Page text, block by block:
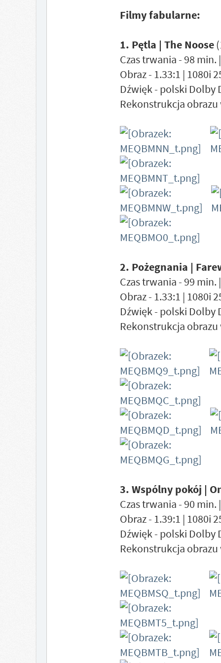
Filmy fabularne:
1. Pętla | The Noose
Czas trwania - 98 min.
Obraz - 1.33:1 | 1080i
Dźwięk - polski Dolby
Rekonstrukcja
2. Pożegnania |
Czas trwania - 99 min.
Obraz - 1.33:1 | 1080i
Dźwięk - polski Dolby
Rekonstrukcja
3. Wspólny pokój |
Czas trwania - 90 min.
Obraz - 1.39:1 | 1080i
Dźwięk - polski Dolby
Rekonstrukcja obrazu